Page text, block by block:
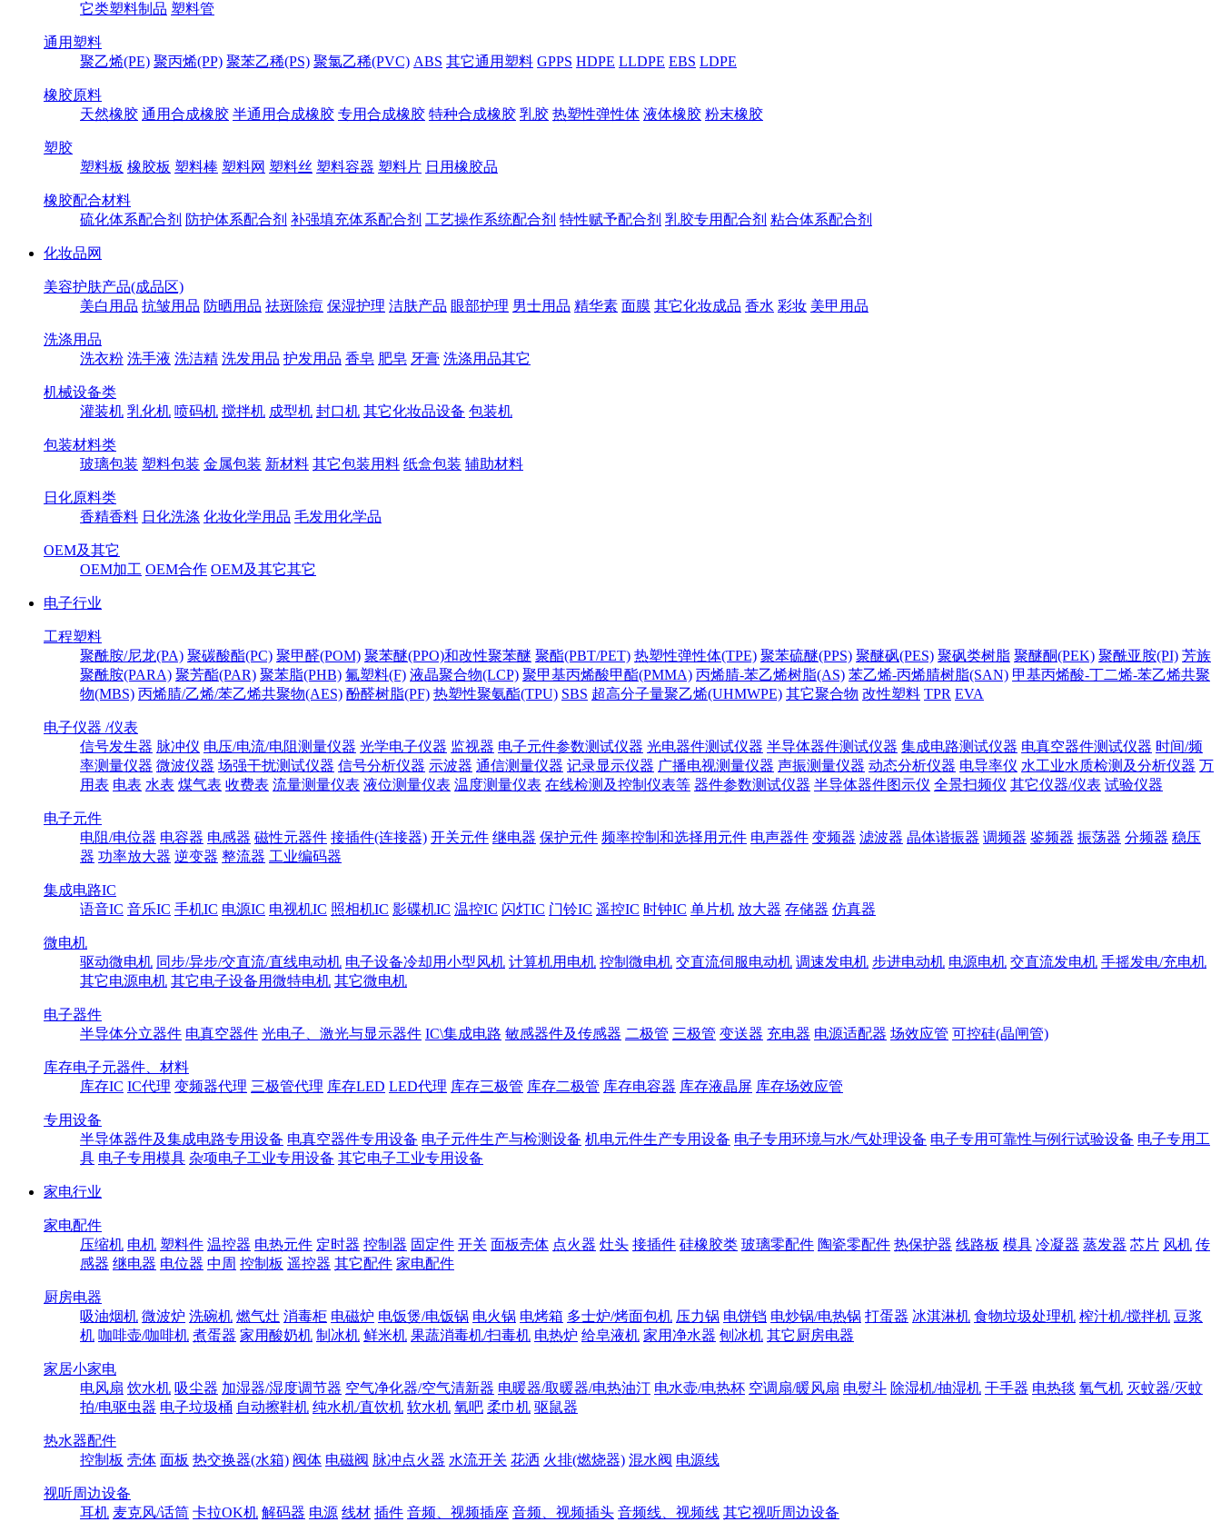
它类塑料制品 塑料管
通用塑料
聚乙烯(PE) 聚丙烯(PP) 聚苯乙稀(PS) 聚氯乙稀(PVC) ABS 其它通用塑料 GPPS HDPE LLDPE EBS LDPE
橡胶原料
天然橡胶 通用合成橡胶 半通用合成橡胶 专用合成橡胶 特种合成橡胶 乳胶 热塑性弹性体 液体橡胶 粉末橡胶
塑胶
塑料板 橡胶板 塑料棒 塑料网 塑料丝 塑料容器 塑料片 日用橡胶品
橡胶配合材料
硫化体系配合剂 防护体系配合剂 补强填充体系配合剂 工艺操作系统配合剂 特性赋予配合剂 乳胶专用配合剂 粘合体系配合剂
化妆品网
美容护肤产品(成品区)
美白用品 抗皱用品 防晒用品 祛斑除痘 保湿护理 洁肤产品 眼部护理 男士用品 精华素 面膜 其它化妆成品 香水 彩妆 美甲用品
洗涤用品
洗衣粉 洗手液 洗洁精 洗发用品 护发用品 香皂 肥皂 牙膏 洗涤用品其它
机械设备类
灌装机 乳化机 喷码机 搅拌机 成型机 封口机 其它化妆品设备 包装机
包装材料类
玻璃包装 塑料包装 金属包装 新材料 其它包装用料 纸盒包装 辅助材料
日化原料类
香精香料 日化洗涤 化妆化学用品 毛发用化学品
OEM及其它
OEM加工 OEM合作 OEM及其它其它
电子行业
工程塑料
聚酰胺/尼龙(PA) 聚碳酸酯(PC) 聚甲醛(POM) 聚苯醚(PPO)和改性聚苯醚 聚酯(PBT/PET) 热塑性弹性体(TPE) 聚苯硫醚(PPS) 聚醚砜(PES) 聚砜类树脂 聚醚酮(PEK) 聚酰亚胺(PI) 芳族
聚酰胺(PARA) 聚芳酯(PAR) 聚苯脂(PHB) 氟塑料(F) 液晶聚合物(LCP) 聚甲基丙烯酸甲酯(PMMA) 丙烯腈-苯乙烯树脂(AS) 苯乙烯-丙烯腈树脂(SAN) 甲基丙烯酸-丁二烯-苯乙烯共聚
物(MBS) 丙烯腈/乙烯/苯乙烯共聚物(AES) 酚醛树脂(PF) 热塑性聚氨酯(TPU) SBS 超高分子量聚乙烯(UHMWPE) 其它聚合物 改性塑料 TPR EVA
电子仪器 /仪表
信号发生器 脉冲仪 电压/电流/电阻测量仪器 光学电子仪器 监视器 电子元件参数测试仪器 光电器件测试仪器 半导体器件测试仪器 集成电路测试仪器 电真空器件测试仪器 时间/频
率测量仪器 微波仪器 场强干扰测试仪器 信号分析仪器 示波器 通信测量仪器 记录显示仪器 广播电视测量仪器 声振测量仪器 动态分析仪器 电导率仪 水工业水质检测及分析仪器 万
用表 电表 水表 煤气表 收费表 流量测量仪表 液位测量仪表 温度测量仪表 在线检测及控制仪表等 器件参数测试仪器 半导体器件图示仪 全景扫频仪 其它仪器/仪表 试验仪器
电子元件
电阻/电位器 电容器 电感器 磁性元器件 接插件(连接器) 开关元件 继电器 保护元件 频率控制和选择用元件 电声器件 变频器 滤波器 晶体谐振器 调频器 鉴频器 振荡器 分频器 稳压
器 功率放大器 逆变器 整流器 工业编码器
集成电路IC
语音IC 音乐IC 手机IC 电源IC 电视机IC 照相机IC 影碟机IC 温控IC 闪灯IC 门铃IC 遥控IC 时钟IC 单片机 放大器 存储器 仿真器
微电机
驱动微电机 同步/异步/交直流/直线电动机 电子设备冷却用小型风机 计算机用电机 控制微电机 交直流伺服电动机 调速发电机 步进电动机 电源电机 交直流发电机 手摇发电/充电机
其它电源电机 其它电子设备用微特电机 其它微电机
电子器件
半导体分立器件 电真空器件 光电子、激光与显示器件 IC\集成电路 敏感器件及传感器 二极管 三极管 变送器 充电器 电源适配器 场效应管 可控硅(晶闸管)
库存电子元器件、材料
库存IC IC代理 变频器代理 三极管代理 库存LED LED代理 库存三极管 库存二极管 库存电容器 库存液晶屏 库存场效应管
专用设备
半导体器件及集成电路专用设备 电真空器件专用设备 电子元件生产与检测设备 机电元件生产专用设备 电子专用环境与水/气处理设备 电子专用可靠性与例行试验设备 电子专用工
具 电子专用模具 杂项电子工业专用设备 其它电子工业专用设备
家电行业
家电配件
压缩机 电机 塑料件 温控器 电热元件 定时器 控制器 固定件 开关 面板壳体 点火器 灶头 接插件 硅橡胶类 玻璃零配件 陶瓷零配件 热保护器 线路板 模具 冷凝器 蒸发器 芯片 风机 传
感器 继电器 电位器 中周 控制板 遥控器 其它配件 家电配件
厨房电器
吸油烟机 微波炉 洗碗机 燃气灶 消毒柜 电磁炉 电饭煲/电饭锅 电火锅 电烤箱 多士炉/烤面包机 压力锅 电饼铛 电炒锅/电热锅 打蛋器 冰淇淋机 食物垃圾处理机 榨汁机/搅拌机 豆浆
机 咖啡壶/咖啡机 煮蛋器 家用酸奶机 制冰机 鲜米机 果蔬消毒机/扫毒机 电热炉 给皂液机 家用净水器 刨冰机 其它厨房电器
家居小家电
电风扇 饮水机 吸尘器 加湿器/湿度调节器 空气净化器/空气清新器 电暖器/取暖器/电热油汀 电水壶/电热杯 空调扇/暖风扇 电熨斗 除湿机/抽湿机 干手器 电热毯 氧气机 灭蚊器/灭蚊
拍/电驱虫器 电子垃圾桶 自动擦鞋机 纯水机/直饮机 软水机 氧吧 柔巾机 驱鼠器
热水器配件
控制板 壳体 面板 热交换器(水箱) 阀体 电磁阀 脉冲点火器 水流开关 花洒 火排(燃烧器) 混水阀 电源线
视听周边设备
耳机 麦克风/话筒 卡拉OK机 解码器 电源 线材 插件 音频、视频插座 音频、视频插头 音频线、视频线 其它视听周边设备